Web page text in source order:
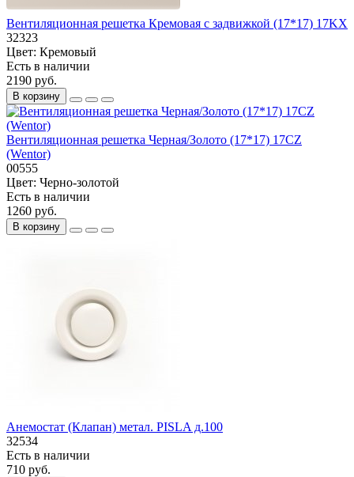
Вентиляционная решетка Кремовая с задвижкой (17*17) 17KX
32323
Цвет: Кремовый
Есть в наличии
2190 руб.
В корзину
Вентиляционная решетка Черная/Золото (17*17) 17CZ
(Wentor)
00555
Цвет: Черно-золотой
Есть в наличии
1260 руб.
В корзину
Анемостат (Клапан) метал. PISLA д.100
32534
Есть в наличии
710 руб.